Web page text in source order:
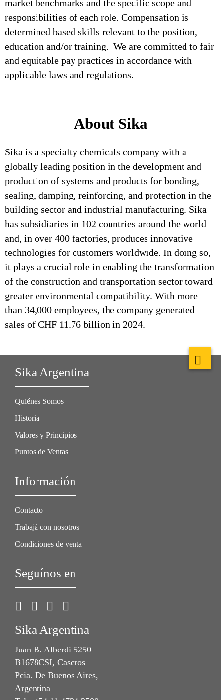
market benchmarks and the specific scope and
responsibilities of each role. Compensation is
determined based skills relevant to the position,
education and/or training. We are committed to fair
and equitable pay practices in accordance with
applicable laws and regulations.
About Sika
Sika is a specialty chemicals company with a
globally leading position in the development and
production of systems and products for bonding,
sealing, damping, reinforcing, and protection in the
building sector and industrial manufacturing. Sika
has subsidiaries in 102 countries around the world
and, in over 400 factories, produces innovative
technologies for customers worldwide. In doing so,
it plays a crucial role in enabling the transformation
of the construction and transportation sector toward
greater environmental compatibility. With more
than 34,000 employees, the company generated
sales of CHF 11.76 billion in 2024.
Sika Argentina
Quiénes Somos
Historia
Valores y Principios
Puntos de Ventas
Información
Contacto
Trabajá con nosotros
Condiciones de venta
Seguínos en
Sika Argentina
Juan B. Alberdi 5250
B1678CSI, Caseros
Pcia. De Buenos Aires,
Argentina